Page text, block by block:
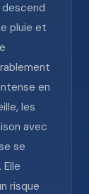
pluie et
en
les
avec
se
risque